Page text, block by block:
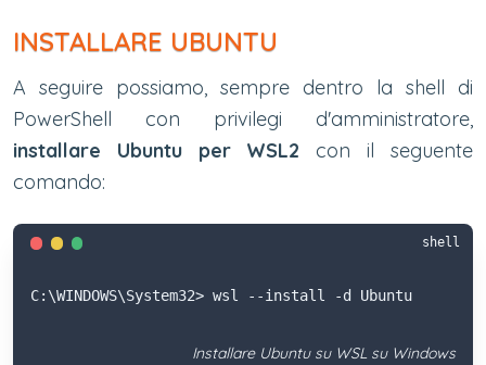
INSTALLARE UBUNTU
A seguire possiamo, sempre dentro la shell di
PowerShell con privilegi d'amministratore,
installare Ubuntu per WSL2 con il seguente
comando:
shell
C:\WINDOWS\System32> wsl --install -d Ubuntu
Installare Ubuntu su WSL su Windows